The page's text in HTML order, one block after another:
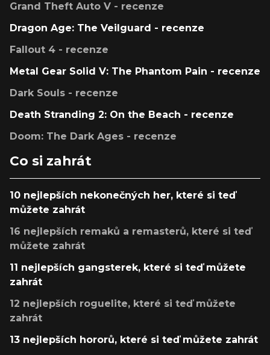
Grand Theft Auto V - recenze
Dragon Age: The Veilguard - recenze
Fallout 4 - recenze
Metal Gear Solid V: The Phantom Pain - recenze
Dark Souls - recenze
Death Stranding 2: On the Beach - recenze
Doom: The Dark Ages - recenze
Co si zahrát
10 nejlepších nekonečných her, které si teď
můžete zahrát
16 nejlepších remaků a remasterů, které si teď
můžete zahrát
11 nejlepších gangsterek, které si teď můžete
zahrát
12 nejlepších roguelite, které si teď můžete
zahrát
13 nejlepších hororů, které si teď můžete zahrát